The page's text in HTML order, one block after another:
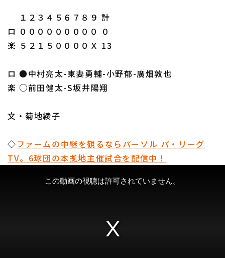
１２３４５６７８９ 計
ロ ０００００００００ ０
楽 ５２１５００００Ｘ 13
ロ ●中村亮太-東妻勇輔-小野郁-廣畑敦也
楽 ○前田健太-S坂井陽翔
文・菊地綾子
◇ファームの中継を観るならパーソル パ・リーグ
TV。6球団の本拠地主催試合を配信中！